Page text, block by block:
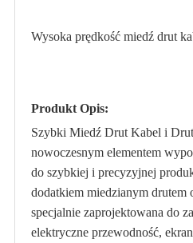
Wysoka prędkość miedź drut
Produkt Opis:
Szybki Miedź Drut Kabel i
nowoczesnym elementem
do szybkiej i precyzyjnej
dodatkiem miedzianym drutem
specjalnie zaprojektowana do
elektryczne przewodność,